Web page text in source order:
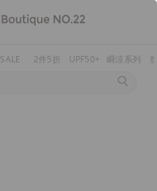
SALE 2件5折 UPF50+ 瞬涼系列